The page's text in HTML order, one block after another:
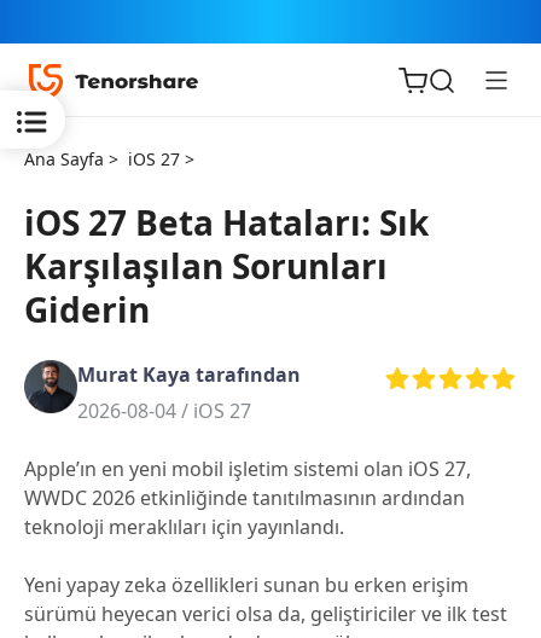
iOS için
ReiBoot
Tenorshare
PDNob
iAnyGo
Ana Sayfa > iOS 27 >
iOS 27 Beta Hataları: Sık
Karşılaşılan Sorunları
Giderin
Murat Kaya tarafından
2026-08-04 / iOS 27
Apple’ın en yeni mobil işletim sistemi olan iOS 27,
WWDC 2026 etkinliğinde tanıtılmasının ardından
teknoloji meraklıları için yayınlandı.
Yeni yapay zeka özellikleri sunan bu erken erişim
sürümü heyecan verici olsa da, geliştiriciler ve ilk test